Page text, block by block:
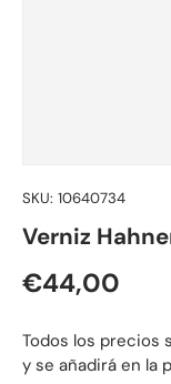
SKU: 10640734
Verniz
Preço normal
€44,00
Todos los precios
y se añadirá en la